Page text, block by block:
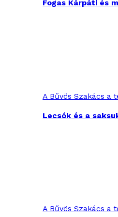
Fogas Kárpáti és
A Bűvös Szakács a
Lecsók és a
A Bűvös Szakács a